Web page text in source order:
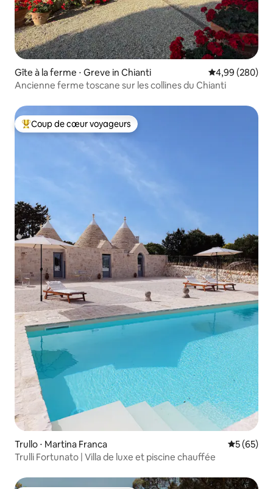
Gîte à la ferme ⋅ Greve in Chianti Évaluation
4,99 (280)
Ancienne ferme toscane sur les collines du Chianti
Coups de cœur voyageurs les plus appréciés
Coup de cœur voyageurs
Trullo ⋅ Martina Franca
5 (65)
Trulli Fortunato | Villa de luxe et piscine chauffée